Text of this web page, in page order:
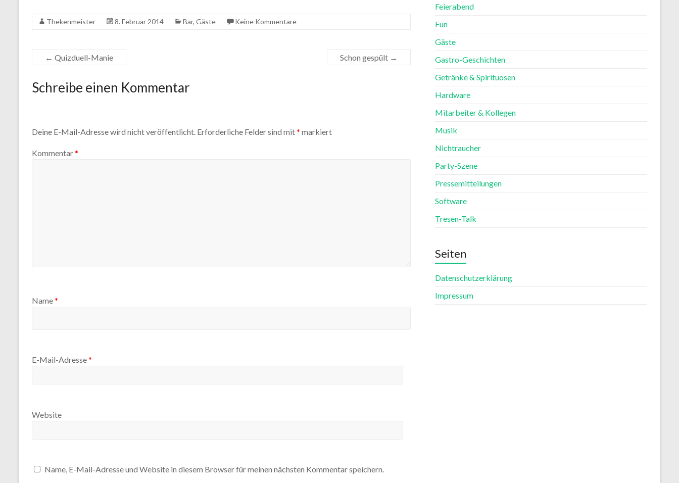
Thekenmeister 8. Februar 2014 Bar, Gäste Keine Kommentare
← Quizduell-Manie Schon gespült →
Schreibe einen Kommentar
Deine E-Mail-Adresse wird nicht veröffentlicht. Erforderliche Felder sind mit* markiert
Kommentar*
Name*
E-Mail-Adresse*
Website
Name, E-Mail-Adresse und Website in diesem Browser für meinen nächsten Kommentar speichern.
Feierabend
Fun
Gäste
Gastro-Geschichten
Getränke & Spirituosen
Hardware
Mitarbeiter & Kollegen
Musik
Nichtraucher
Party-Szene
Pressemitteilungen
Software
Tresen-Talk
Seiten
Datenschutzerklärung
Impressum